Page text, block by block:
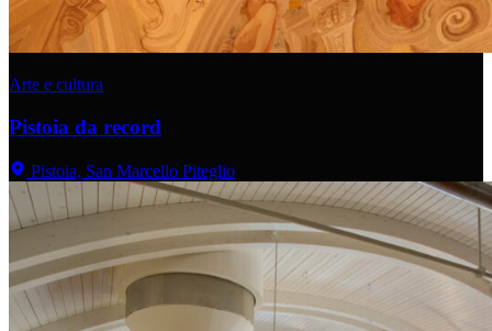
Arte e cultura
Pistoia da record
Pistoia, San Marcello Piteglio